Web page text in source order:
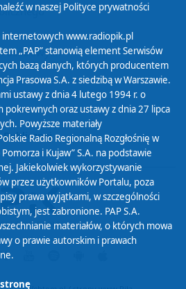
osobowych
w naszej Polityce prywatności
internetowych www.radiopik.pl
„PAP” stanowią element Serwisów
bazą danych, których producentem
Prasowa S.A. z siedzibą w Warszawie.
ustawy z dnia 4 lutego 1994 r. o
pokrewnych oraz ustawy z dnia 27 lipca
Powyższe materiały
Radio Regionalną Rozgłośnię w
i Kujaw” S.A. na podstawie
Jakiekolwiek wykorzystywanie
przez użytkowników Portalu, poza
prawa wyjątkami, w szczególności
jest zabronione. PAP S.A.
materiałów, o których mowa
o prawie autorskim i prawach